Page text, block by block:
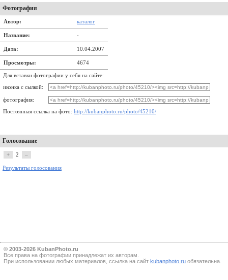
Фотография
Автор: каталог
Название: -
Дата: 10.04.2007
Просмотры: 4674
Для вставки фотографии у себя на сайте:
иконка с сылкой:
фотография:
Постоянная ссылка на фото: http://kubanphoto.ru/photo/45210/
Голосование
+ 2 –
Результаты голосования
© 2003-2026 KubanPhoto.ru
Все прaва на фотографии принадлежат их авторам.
При использовании любых материалов, ссылка на сайт kubanphoto.ru обязательна.